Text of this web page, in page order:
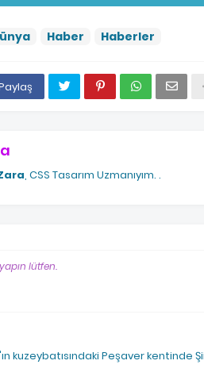
Haber Haberler
, CSS Tasarım Uzmanıyım. .
lütfen.
kuzeybatısındaki Peşaver kentinde